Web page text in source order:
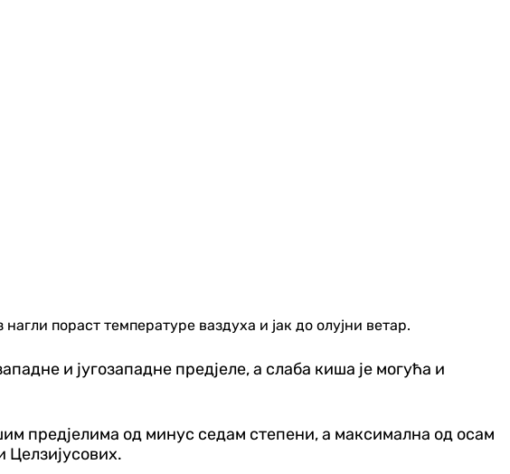
пораст температуре ваздуха и јак до олујни ветар.
и југозападне пред‌јеле, а слаба киша је могућа и
пред‌јелима од минус седам степени, а максимална од осам
Целзијусових.